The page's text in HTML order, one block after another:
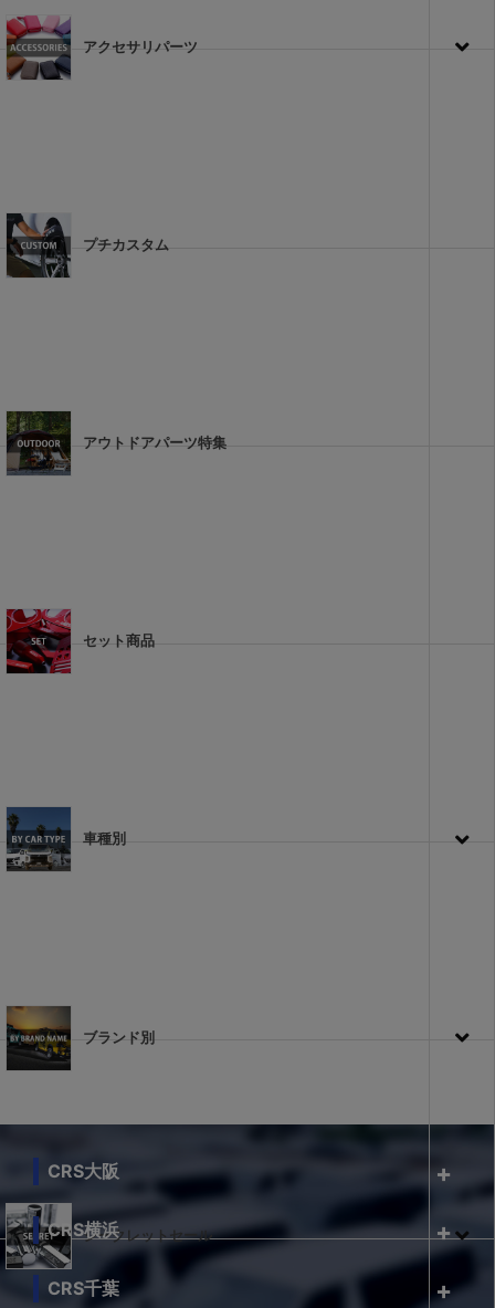
アクセサリパーツ
プチカスタム
アウトドアパーツ特集
セット商品
車種別
ブランド別
シークレットセール
CRS大阪
CRS横浜
CRS千葉